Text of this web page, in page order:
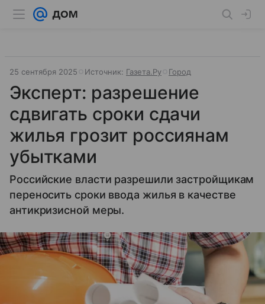
25 сентября 2025 Источник: Газета.Ру Город
Эксперт: разрешение
сдвигать сроки сдачи
жилья грозит россиянам
убытками
Российские власти разрешили застройщикам
переносить сроки ввода жилья в качестве
антикризисной меры.